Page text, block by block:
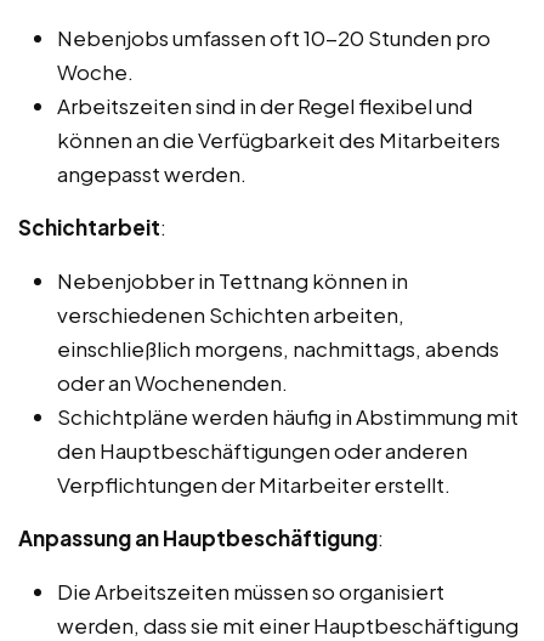
Nebenjobs umfassen oft 10-20 Stunden pro
Woche.
Arbeitszeiten sind in der Regel flexibel und
können an die Verfügbarkeit des Mitarbeiters
angepasst werden.
Schichtarbeit:
Nebenjobber in Tettnang können in
verschiedenen Schichten arbeiten,
einschließlich morgens, nachmittags, abends
oder an Wochenenden.
Schichtpläne werden häufig in Abstimmung mit
den Hauptbeschäftigungen oder anderen
Verpflichtungen der Mitarbeiter erstellt.
Anpassung an Hauptbeschäftigung:
Die Arbeitszeiten müssen so organisiert
werden, dass sie mit einer Hauptbeschäftigung